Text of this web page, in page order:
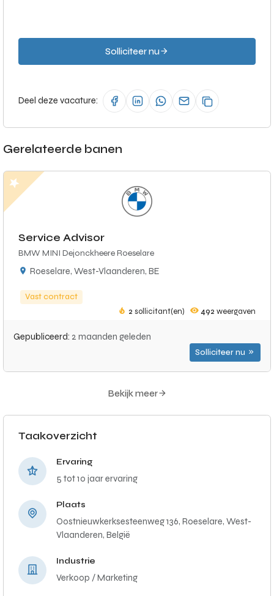
Solliciteer nu
Deel deze vacature:
Gerelateerde banen
Service Advisor
BMW MINI Dejonckheere Roeselare
Roeselare, West-Vlaanderen, BE
Vast contract
2 sollicitant(en) 492 weergaven
Gepubliceerd: 2 maanden geleden
Solliciteer nu
Bekijk meer
Taakoverzicht
Ervaring
5 tot 10 jaar ervaring
Plaats
Oostnieuwkerksesteenweg 136, Roeselare, West-
Vlaanderen, België
Industrie
Verkoop / Marketing